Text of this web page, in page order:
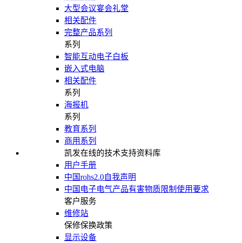
大型会议宴会礼堂
相关配件
完整产品系列
系列
智能互动电子白板
嵌入式电脑
相关配件
系列
海报机
系列
教育系列
商用系列
凯发在线的技术支持资料库
用户手册
中国rohs2.0自我声明
中国电子电气产品有害物质限制使用要求
客户服务
维修站
保修保换政策
显示设备